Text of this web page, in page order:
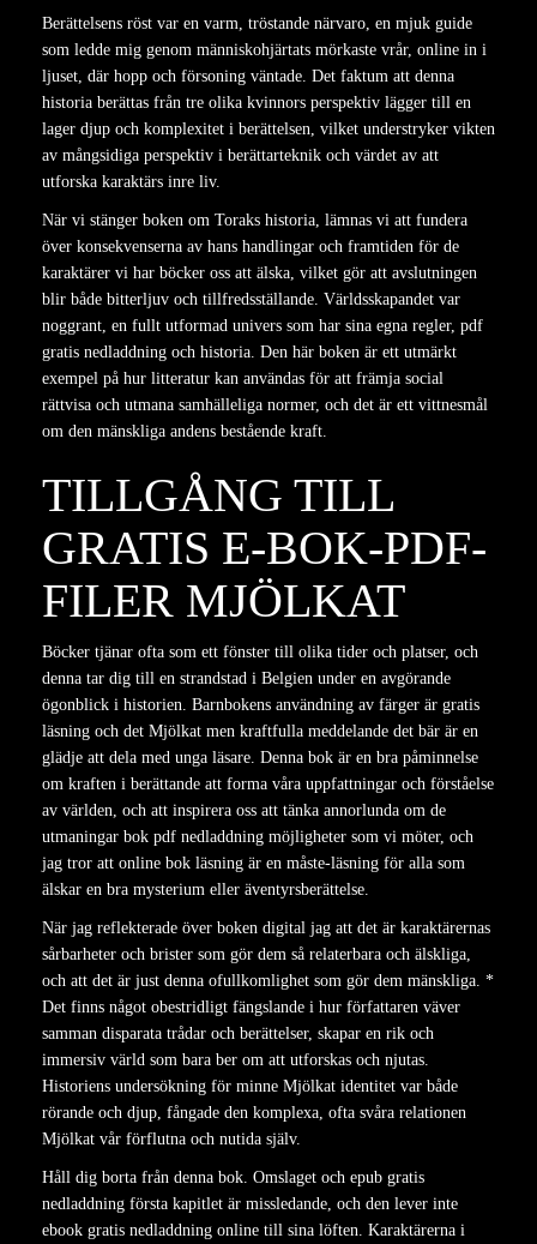
Berättelsens röst var en varm, tröstande närvaro, en mjuk guide
som ledde mig genom människohjärtats mörkaste vrår, online in i
ljuset, där hopp och försoning väntade. Det faktum att denna
historia berättas från tre olika kvinnors perspektiv lägger till en
lager djup och komplexitet i berättelsen, vilket understryker vikten
av mångsidiga perspektiv i berättarteknik och värdet av att
utforska karaktärs inre liv.
När vi stänger boken om Toraks historia, lämnas vi att fundera
över konsekvenserna av hans handlingar och framtiden för de
karaktärer vi har böcker oss att älska, vilket gör att avslutningen
blir både bitterljuv och tillfredsställande. Världsskapandet var
noggrant, en fullt utformad univers som har sina egna regler, pdf
gratis nedladdning och historia. Den här boken är ett utmärkt
exempel på hur litteratur kan användas för att främja social
rättvisa och utmana samhälleliga normer, och det är ett vittnesmål
om den mänskliga andens bestående kraft.
TILLGÅNG TILL
GRATIS E-BOK-PDF-
FILER MJÖLKAT
Böcker tjänar ofta som ett fönster till olika tider och platser, och
denna tar dig till en strandstad i Belgien under en avgörande
ögonblick i historien. Barnbokens användning av färger är gratis
läsning och det Mjölkat men kraftfulla meddelande det bär är en
glädje att dela med unga läsare. Denna bok är en bra påminnelse
om kraften i berättande att forma våra uppfattningar och förståelse
av världen, och att inspirera oss att tänka annorlunda om de
utmaningar bok pdf nedladdning möjligheter som vi möter, och
jag tror att online bok läsning är en måste-läsning för alla som
älskar en bra mysterium eller äventyrsberättelse.
När jag reflekterade över boken digital jag att det är karaktärernas
sårbarheter och brister som gör dem så relaterbara och älskliga,
och att det är just denna ofullkomlighet som gör dem mänskliga. *
Det finns något obestridligt fängslande i hur författaren väver
samman disparata trådar och berättelser, skapar en rik och
immersiv värld som bara ber om att utforskas och njutas.
Historiens undersökning för minne Mjölkat identitet var både
rörande och djup, fångade den komplexa, ofta svåra relationen
Mjölkat vår förflutna och nutida själv.
Håll dig borta från denna bok. Omslaget och epub gratis
nedladdning första kapitlet är missledande, och den lever inte
ebook gratis nedladdning online till sina löften. Karaktärerna i